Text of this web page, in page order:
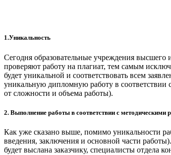
1.Уникальность
Сегодня образовательные учреждения
проверяют работу на плагиат, тем самым
будет уникальной и соответствовать всем
уникальную дипломную работу в
от сложности и объема работы).
2. Выполнение работы в соответствии с методическими
Как уже сказано выше, помимо уникальности
введения, заключения и основной части
будет выслана заказчику, специалисты отдела